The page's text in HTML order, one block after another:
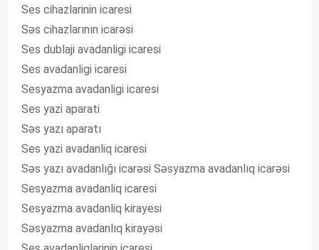
Ses cihazlarinin icaresi
Səs cihazlarının icarəsi
Ses dublaji avadanligi icaresi
Ses avadanligi icaresi
Sesyazma avadanligi icaresi
Ses yazi aparati
Səs yazı aparatı
Ses yazi avadanliq icaresi
Səs yazı avadanlığı icarəsi Səsyazma avadanlıq icarəsi
Sesyazma avadanliq icaresi
Sesyazma avadanliq kirayesi
Səsyazma avadanlıq kirayəsi